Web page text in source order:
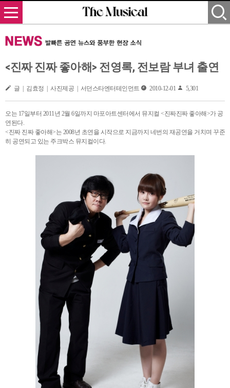
<진짜 진짜 좋아해> 전영록, 전보람 부녀 출연
글 | 김효정 | 사진제공 | 서던스타엔터테인먼트 2010-12-01 5,301
오는 17일부터 2011년 2월 6일까지 마포아트센터에서 뮤지컬 <진짜진짜 좋아해>가 공
연된다.
<진짜 진짜 좋아해>는 2008년 초연을 시작으로 지금까지 네번의 재공연을 거치며 꾸준
히 공연되고 있는 주크박스 뮤지컬이다.